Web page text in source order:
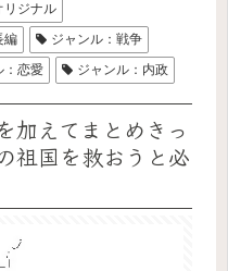
リジナル
編
ジャンル：戦争
：恋愛 ジャンル：内政
加えてまとめきっ
祖国を救おうと必